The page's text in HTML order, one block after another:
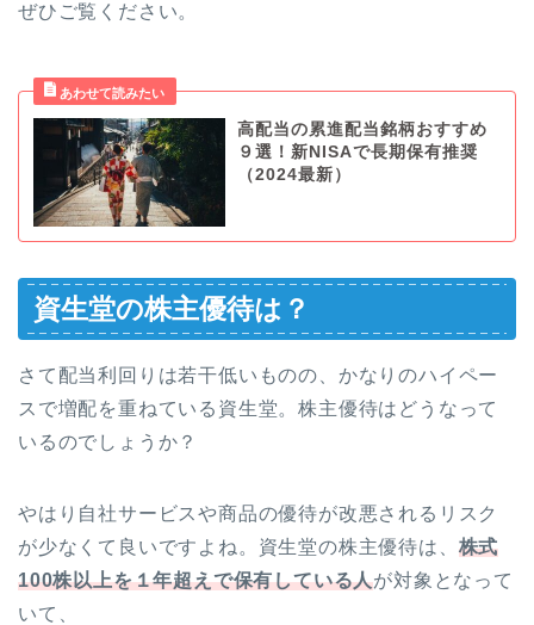
ぜひご覧ください。
高配当の累進配当銘柄おすすめ
９選！新NISAで長期保有推奨
（2024最新）
資生堂の株主優待は？
さて配当利回りは若干低いものの、かなりのハイペー
スで増配を重ねている資生堂。株主優待はどうなって
いるのでしょうか？
やはり自社サービスや商品の優待が改悪されるリスク
が少なくて良いですよね。資生堂の株主優待は、 株式
100株以上を１年超えで保有している人が対象となって
いて、